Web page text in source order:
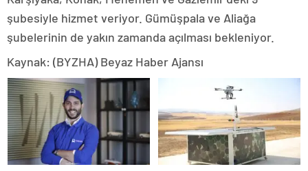
şubesiyle hizmet veriyor. Gümüşpala ve Aliağa
şubelerinin de yakın zamanda açılması bekleniyor.
Kaynak: (BYZHA) Beyaz Haber Ajansı